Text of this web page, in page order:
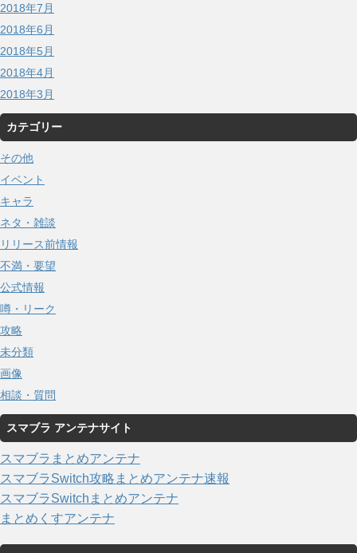
2018年7月
2018年6月
2018年5月
2018年4月
2018年3月
カテゴリー
その他
イベント
キャラ
ネタ・雑談
リリース前情報
不満・要望
公式情報
噂・リーク
攻略
未分類
画像
相談・質問
スマブラ アンテナサイト
スマブラまとめアンテナ
スマブラSwitch攻略まとめアンテナ速報
スマブラSwitchまとめアンテナ
まとめくすアンテナ